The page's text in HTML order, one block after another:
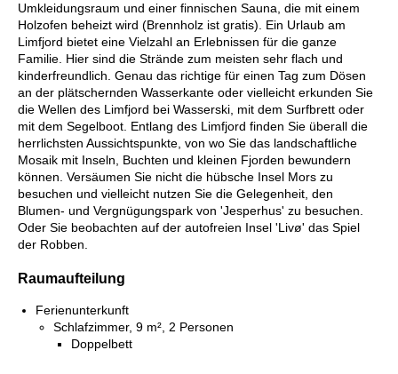
Umkleidungsraum und einer finnischen Sauna, die mit einem
Holzofen beheizt wird (Brennholz ist gratis). Ein Urlaub am
Limfjord bietet eine Vielzahl an Erlebnissen für die ganze
Familie. Hier sind die Strände zum meisten sehr flach und
kinderfreundlich. Genau das richtige für einen Tag zum Dösen
an der plätschernden Wasserkante oder vielleicht erkunden Sie
die Wellen des Limfjord bei Wasserski, mit dem Surfbrett oder
mit dem Segelboot. Entlang des Limfjord finden Sie überall die
herrlichsten Aussichtspunkte, von wo Sie das landschaftliche
Mosaik mit Inseln, Buchten und kleinen Fjorden bewundern
können. Versäumen Sie nicht die hübsche Insel Mors zu
besuchen und vielleicht nutzen Sie die Gelegenheit, den
Blumen- und Vergnügungspark von 'Jesperhus' zu besuchen.
Oder Sie beobachten auf der autofreien Insel 'Livø' das Spiel
der Robben.
Raumaufteilung
Ferienunterkunft
Schlafzimmer, 9 m², 2 Personen
Doppelbett